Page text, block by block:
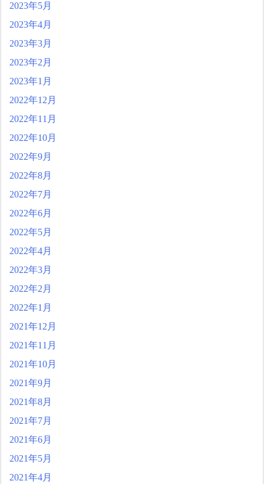
2023年5月
2023年4月
2023年3月
2023年2月
2023年1月
2022年12月
2022年11月
2022年10月
2022年9月
2022年8月
2022年7月
2022年6月
2022年5月
2022年4月
2022年3月
2022年2月
2022年1月
2021年12月
2021年11月
2021年10月
2021年9月
2021年8月
2021年7月
2021年6月
2021年5月
2021年4月